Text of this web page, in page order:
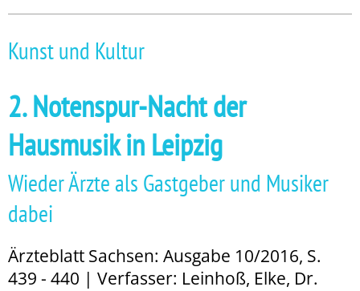
Kunst und Kultur
2. Notenspur-Nacht der
Hausmusik in Leipzig
Wieder Ärzte als Gastgeber und Musiker
dabei
Ärzteblatt Sachsen: Ausgabe 10/2016, S.
439 - 440 | Verfasser: Leinhoß, Elke, Dr.